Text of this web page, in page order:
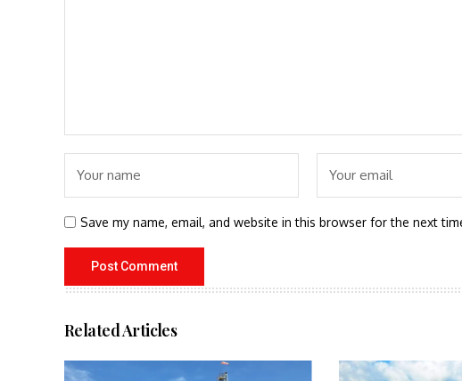
Save my name, email, and website in this browser for the next
Related Articles